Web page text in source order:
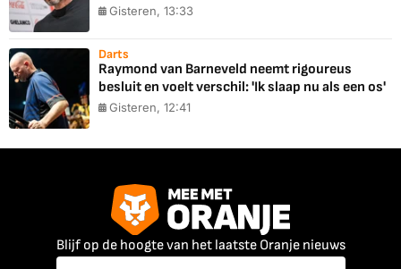
Gisteren, 13:33
Darts
Raymond van Barneveld neemt rigoureus
besluit en voelt verschil: 'Ik slaap nu als een os'
Gisteren, 12:41
Blijf op de hoogte van het laatste Oranje nieuws